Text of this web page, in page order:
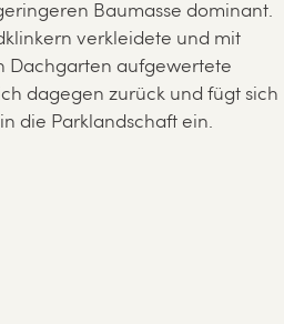
Baumasse dominant.
verkleidete und mit
Dachgarten aufgewertete
dagegen zurück und fügt sich
die Parklandschaft ein.